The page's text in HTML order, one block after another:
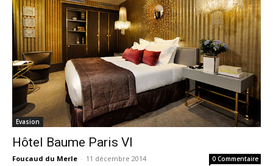
Evasion
Hôtel Baume Paris VI
Foucaud du Merle - 11 décembre 2014 0 Commentaire